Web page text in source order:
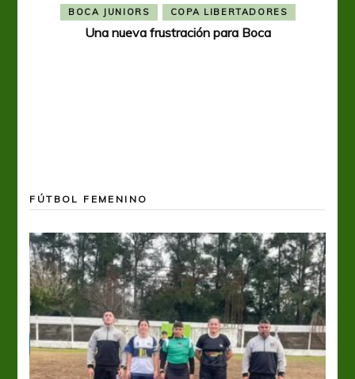
BOCA JUNIORS COPA LIBERTADORES
Una nueva frustración para Boca
FÚTBOL FEMENINO